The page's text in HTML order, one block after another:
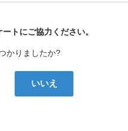
トにご協力ください。
かりましたか?
いいえ